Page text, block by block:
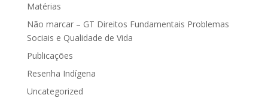
Matérias
Não marcar – GT Direitos Fundamentais Problemas
Sociais e Qualidade de Vida
Publicações
Resenha Indígena
Uncategorized